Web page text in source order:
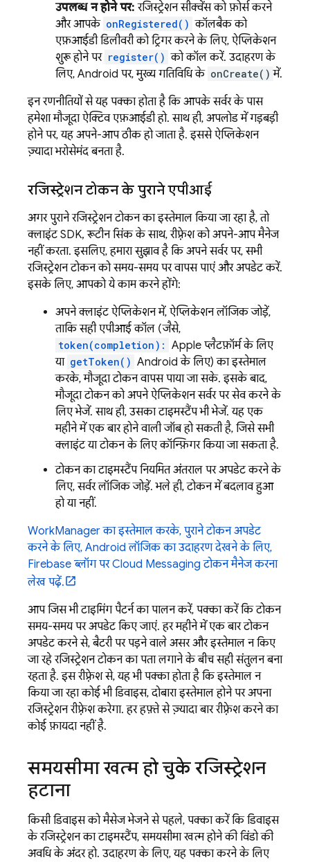
उपलब्ध न होने पर: रजिस्ट्रेशन सीक्वेंस को फ़ोर्स करने
और आपके onRegistered() कॉलबैक को
एफ़आईडी डिलीवरी को ट्रिगर करने के लिए, ऐप्लिकेशन
शुरू होने पर register() को कॉल करें. उदाहरण के
लिए, Android पर, मुख्य गतिविधि के onCreate() में.
इन रणनीतियों से यह पक्का होता है कि आपके सर्वर के पास
हमेशा मौजूदा ऐक्टिव एफ़आईडी हो. साथ ही, अपलोड में गड़बड़ी
होने पर, यह अपने-आप ठीक हो जाता है. इससे ऐप्लिकेशन
ज़्यादा भरोसेमंद बनता है.
रजिस्ट्रेशन टोकन के पुराने एपीआई
अगर पुराने रजिस्ट्रेशन टोकन का इस्तेमाल किया जा रहा है, तो
क्लाइंट SDK, रूटीन सिंक के साथ, रीफ़्रेश को अपने-आप मैनेज
नहीं करता. इसलिए, हमारा सुझाव है कि अपने सर्वर पर, सभी
रजिस्ट्रेशन टोकन को समय-समय पर वापस पाएं और अपडेट करें.
इसके लिए, आपको ये काम करने होंगे:
अपने क्लाइंट ऐप्लिकेशन में, ऐप्लिकेशन लॉजिक जोड़ें,
ताकि सही एपीआई कॉल (जैसे,
token(completion): Apple प्लैटफ़ॉर्म के लिए
या getToken() Android के लिए) का इस्तेमाल
करके, मौजूदा टोकन वापस पाया जा सके. इसके बाद,
मौजूदा टोकन को अपने ऐप्लिकेशन सर्वर पर सेव करने के
लिए भेजें. साथ ही, उसका टाइमस्टैंप भी भेजें. यह एक
महीने में एक बार होने वाली जॉब हो सकती है, जिसे सभी
क्लाइंट या टोकन के लिए कॉन्फ़िगर किया जा सकता है.
टोकन का टाइमस्टैंप नियमित अंतराल पर अपडेट करने के
लिए, सर्वर लॉजिक जोड़ें. भले ही, टोकन में बदलाव हुआ
हो या नहीं.
WorkManager का इस्तेमाल करके, पुराने टोकन अपडेट
करने के लिए, Android लॉजिक का उदाहरण देखने के लिए,
Firebase ब्लॉग पर Cloud Messaging टोकन मैनेज करना
लेख पढ़ें.
आप जिस भी टाइमिंग पैटर्न का पालन करें, पक्का करें कि टोकन
समय-समय पर अपडेट किए जाएं. हर महीने में एक बार टोकन
अपडेट करने से, बैटरी पर पड़ने वाले असर और इस्तेमाल न किए
जा रहे रजिस्ट्रेशन टोकन का पता लगाने के बीच सही संतुलन बना
रहता है. इस रीफ़्रेश से, यह भी पक्का होता है कि इस्तेमाल न
किया जा रहा कोई भी डिवाइस, दोबारा इस्तेमाल होने पर अपना
रजिस्ट्रेशन रीफ़्रेश करेगा. हर हफ़्ते से ज़्यादा बार रीफ़्रेश करने का
कोई फ़ायदा नहीं है.
समयसीमा खत्म हो चुके रजिस्ट्रेशन
हटाना
किसी डिवाइस को मैसेज भेजने से पहले, पक्का करें कि डिवाइस
के रजिस्ट्रेशन का टाइमस्टैंप, समयसीमा खत्म होने की विंडो की
अवधि के अंदर हो. उदाहरण के लिए, यह पक्का करने के लिए